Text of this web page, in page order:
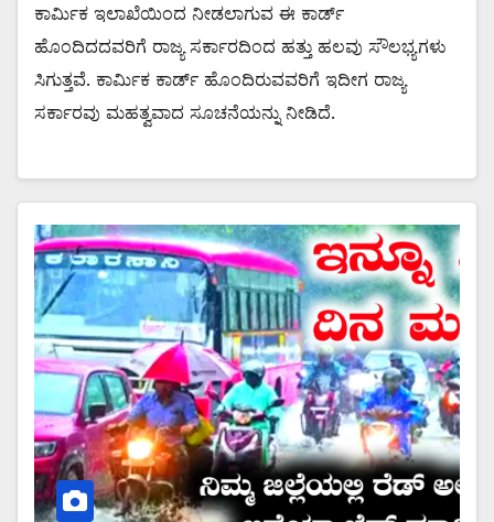
ಕಾರ್ಮಿಕ ಇಲಾಖೆಯಿಂದ ನೀಡಲಾಗುವ ಈ ಕಾರ್ಡ್
ಹೊಂದಿದದವರಿಗೆ ರಾಜ್ಯ ಸರ್ಕಾರದಿಂದ ಹತ್ತು ಹಲವು ಸೌಲಭ್ಯಗಳು
ಸಿಗುತ್ತವೆ. ಕಾರ್ಮಿಕ ಕಾರ್ಡ್ ಹೊಂದಿರುವವರಿಗೆ ಇದೀಗ ರಾಜ್ಯ
ಸರ್ಕಾರವು ಮಹತ್ವವಾದ ಸೂಚನೆಯನ್ನು ನೀಡಿದೆ.